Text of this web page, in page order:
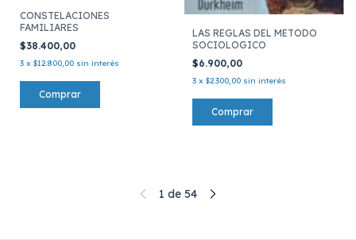
CONSTELACIONES
FAMILIARES
$38.400,00
3 x $12.800,00 sin interés
LAS REGLAS DEL METODO
SOCIOLOGICO
$6.900,00
3 x $2.300,00 sin interés
1 de 54